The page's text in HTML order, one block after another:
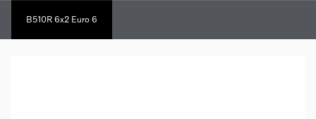
B510R 6x2 Euro 6